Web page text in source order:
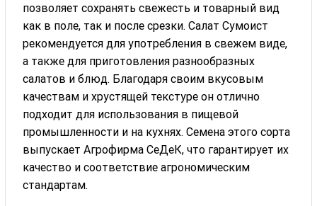
позволяет сохранять свежесть и товарный вид
как в поле, так и после срезки. Салат Сумоист
рекомендуется для употребления в свежем виде,
а также для приготовления разнообразных
салатов и блюд. Благодаря своим вкусовым
качествам и хрустящей текстуре он отлично
подходит для использования в пищевой
промышленности и на кухнях. Семена этого сорта
выпускает Агрофирма СеДеК, что гарантирует их
качество и соответствие агрономическим
стандартам.